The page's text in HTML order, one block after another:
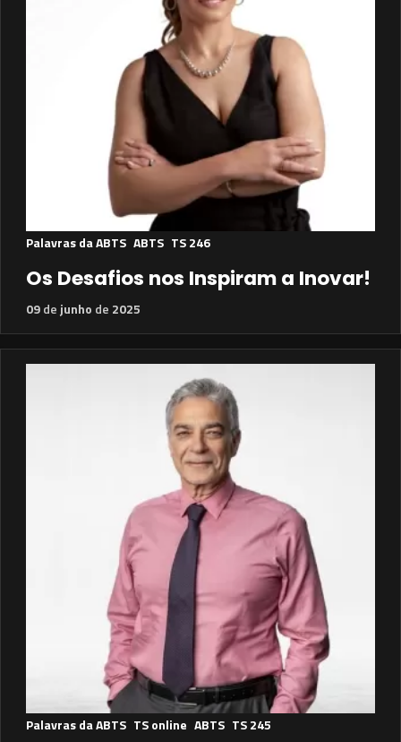
Palavras da ABTS ABTS TS 246
Os Desafios nos Inspiram a Inovar!
09de junho de 2025
Palavras da ABTS TS online ABTS TS 245